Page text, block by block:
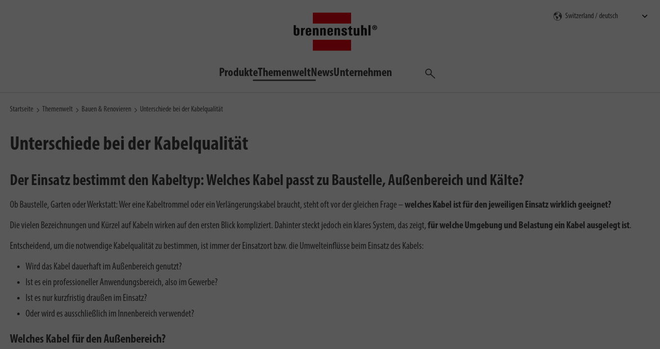
ProdukteThemenweltNewsUnternehmen
Suchen
Startseite Themenwelt Bauen & Renovieren Unterschiede bei der Kabelqualität
Unterschiede bei der Kabelqualität
Der Einsatz bestimmt den Kabeltyp: Welches Kabel passt zu Baustelle, Außenbereich und Kälte?
Ob Baustelle, Garten oder Werkstatt: Wer eine Kabeltrommel oder ein Verlängerungskabel braucht, steht oft vor der gleichen Frage –welches Kabel ist für den jeweiligen Einsatz wirklich geeignet?
Die vielen Bezeichnungen und Kürzel auf Kabeln wirken auf den ersten Blick kompliziert. Dahinter steckt jedoch ein klares System, das zeigt, für welche Umgebung und Belastung ein Kabel ausgelegt ist.
Entscheidend, um die notwendige Kabelqualität zu bestimmen, ist immer der Einsatzort bzw. die Umwelteinflüsse beim Einsatz des Kabels:
Wird das Kabel dauerhaft im Außenbereich genutzt?
Ist es ein professioneller Anwendungsbereich, also im Gewerbe?
Ist es nur kurzfristig draußen im Einsatz?
Oder wird es ausschließlich im Innenbereich verwendet?
Welches Kabel für den Außenbereich?